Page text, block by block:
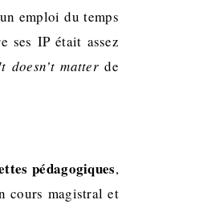
emploi du temps
ses IP était assez
doesn’t matterde
pédagogiques,
cours magistral et